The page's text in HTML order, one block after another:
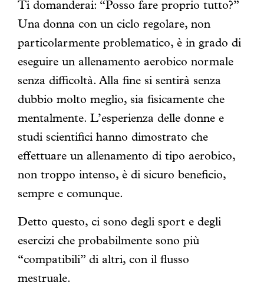
Ti domanderai: “Posso fare proprio tutto?”
Una donna con un ciclo regolare, non
particolarmente problematico, è in grado di
eseguire un allenamento aerobico normale
senza difficoltà. Alla fine si sentirà senza
dubbio molto meglio, sia fisicamente che
mentalmente. L’esperienza delle donne e
studi scientifici hanno dimostrato che
effettuare un allenamento di tipo aerobico,
non troppo intenso, è di sicuro beneficio,
sempre e comunque.
Detto questo, ci sono degli sport e degli
esercizi che probabilmente sono più
“compatibili” di altri, con il flusso
mestruale.